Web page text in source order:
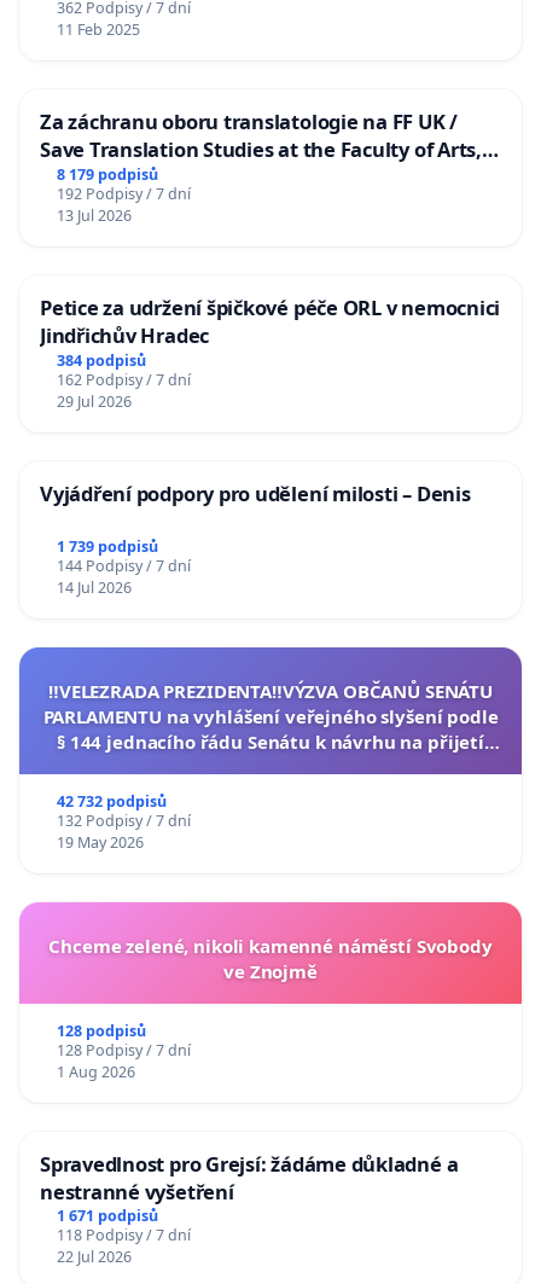
362 Podpisy / 7 dní
11 Feb 2025
Za záchranu oboru translatologie na FF UK /
Save Translation Studies at the Faculty of Arts,
Charles University
8 179 podpisů
192 Podpisy / 7 dní
13 Jul 2026
Petice za udržení špičkové péče ORL v nemocnici
Jindřichův Hradec
384 podpisů
162 Podpisy / 7 dní
29 Jul 2026
Vyjádření podpory pro udělení milosti – Denis
1 739 podpisů
144 Podpisy / 7 dní
14 Jul 2026
‼️VELEZRADA PREZIDENTA‼️VÝZVA OBČANŮ SENÁTU
PARLAMENTU na vyhlášení veřejného slyšení podle
§ 144 jednacího řádu Senátu k návrhu na přijetí
42 732 podpisů
132 Podpisy / 7 dní
19 May 2026
Chceme zelené, nikoli kamenné náměstí Svobody
ve Znojmě
128 podpisů
128 Podpisy / 7 dní
1 Aug 2026
Spravedlnost pro Grejsí: žádáme důkladné a
nestranné vyšetření
1 671 podpisů
118 Podpisy / 7 dní
22 Jul 2026